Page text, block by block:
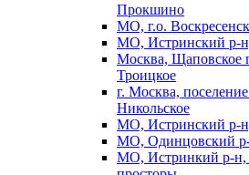
Прокшино
МО, г.о.
МО, Истринский р-
Москва, Щаповское
Троицкое
г. Москва,
Никольское
МО, Истринский р-
МО, Одинцовский
МО, Истринкий р-